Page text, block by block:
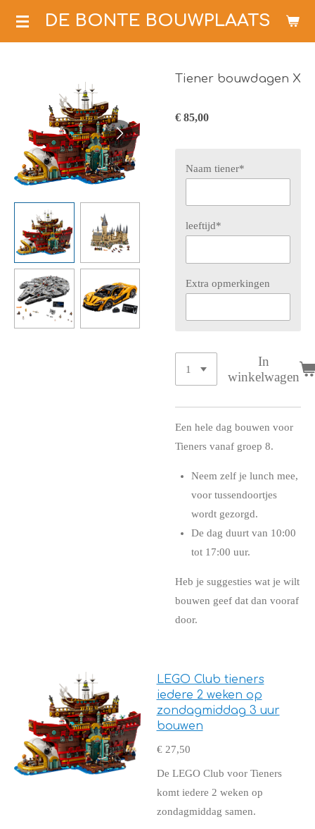
Ga
hoofdinhoud
DE BONTE BOUWPLAATS
Tiener bouwdagen X
€ 85,00
Naam tiener*
leeftijd*
Extra opmerkingen
In
winkelwagen
Een hele dag bouwen voor
Tieners vanaf groep 8.
Neem zelf je lunch mee,
voor tussendoortjes
wordt gezorgd.
De dag duurt van 10:00
tot 17:00 uur.
Heb je suggesties wat je wilt
bouwen geef dat dan vooraf
door.
LEGO Club tieners
iedere 2 weken op
zondagmiddag 3 uur
bouwen
€ 27,50
De LEGO Club voor Tieners
komt iedere 2 weken op
zondagmiddag samen.